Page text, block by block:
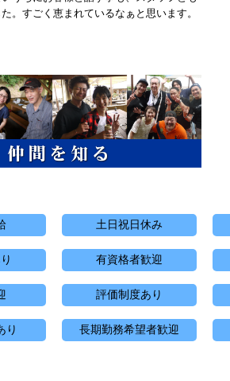
。すごく恵まれているなぁと思います。
土日祝日休み
有資格者歓迎
評価制度あり
り 長期勤務希望者歓迎